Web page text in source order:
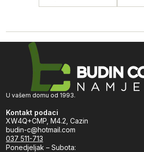
U vašem domu od 1993.
Kontakt podaci
XW4Q+CMP, M4.2, Cazin
budin-c@hotmail.com
037 511-713
Ponedjeljak – Subota: